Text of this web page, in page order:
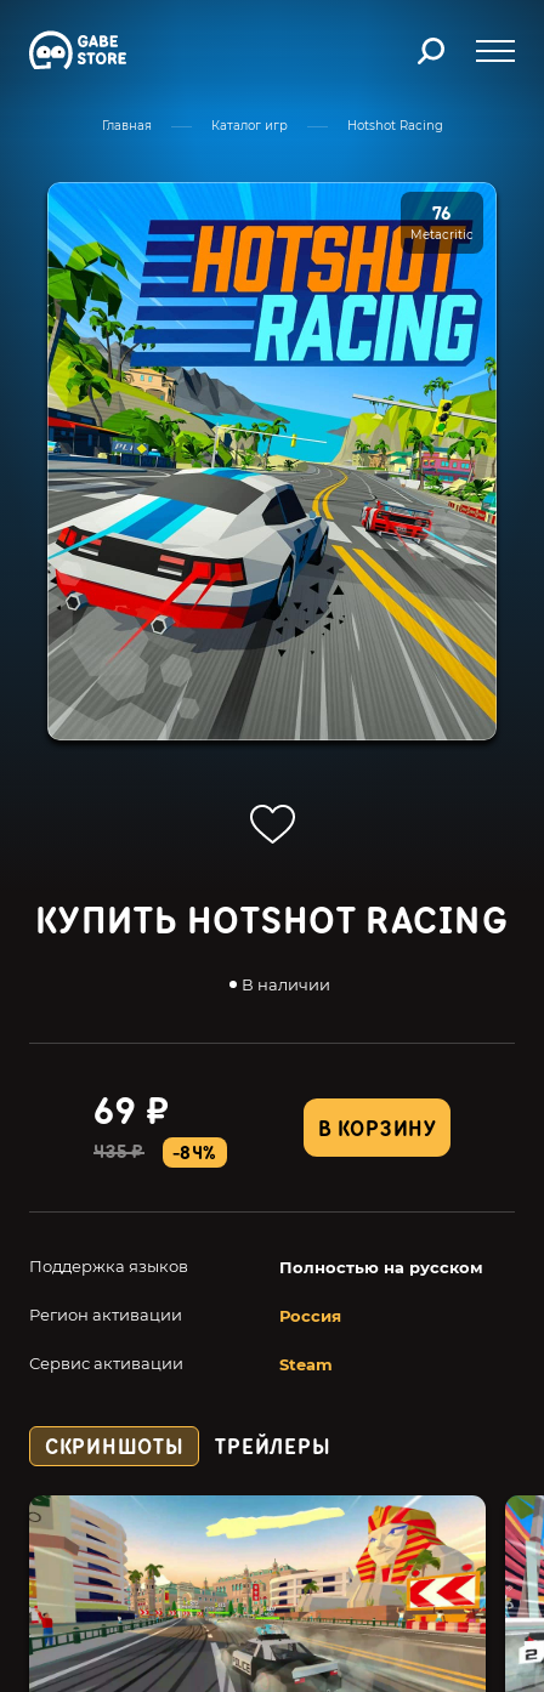
Главная Каталог игр Hotshot Racing
76
Metacritic
КУПИТЬ HOTSHOT RACING
В наличии
В КОРЗИНУ
69 ₽
435 ₽ -84%
Поддержка языков Полностью на русском
Регион активации Россия
Сервис активации Steam
СКРИНШОТЫ ТРЕЙЛЕРЫ